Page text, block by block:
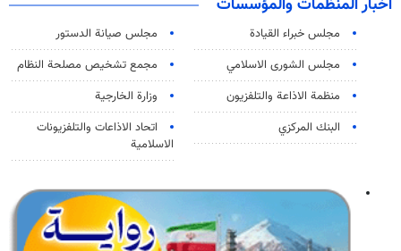
اخبار المنظمات والمؤسسات
مجلس خبراء القيادة
مجلس صيانة الدستور
مجلس الشورى الاسلامي
مجمع تشخيص مصلحة النظام
منظمة الاذاعة والتلفزیون
وزارة الخارجية
البنك المركزي
اتحاد الاذاعات والتلفزيونات
الاسلامية